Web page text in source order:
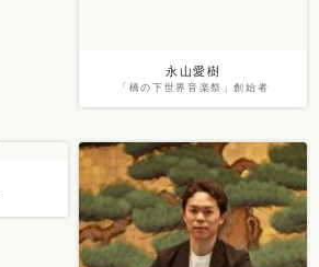
永山愛樹
「橋の下世界音楽祭」創始者